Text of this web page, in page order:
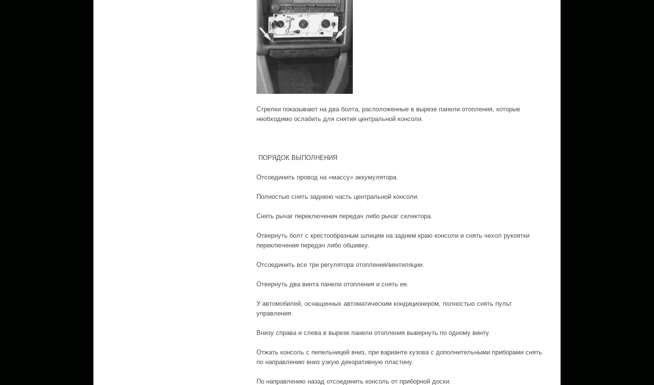
Стрелки показывают на два болта, расположенные в вырезе панели отопления, которые
необходимо ослабить для снятия центральной консоли.
ПОРЯДОК ВЫПОЛНЕНИЯ
Отсоединить провод на «массу» аккумулятора.
Полностью снять заднюю часть центральной консоли.
Снять рычаг переключения передач либо рычаг селектора.
Отвернуть болт с крестообразным шлицем на заднем краю консоли и снять чехол рукоятки
переключения передач либо обшивку.
Отсоединить все три регулятора отопления/вентиляции.
Отвернуть два винта панели отопления и снять ее.
У автомобилей, оснащенных автоматическим кондиционером, полностью снять пульт
управления.
Внизу справа и слева в вырезе панели отопления вывернуть по одному винту.
Отжать консоль с пепельницей вниз, при варианте кузова с дополнительными приборами снять
по направлению вниз узкую декоративную пластину.
По направлению назад отсоединить консоль от приборной доски.